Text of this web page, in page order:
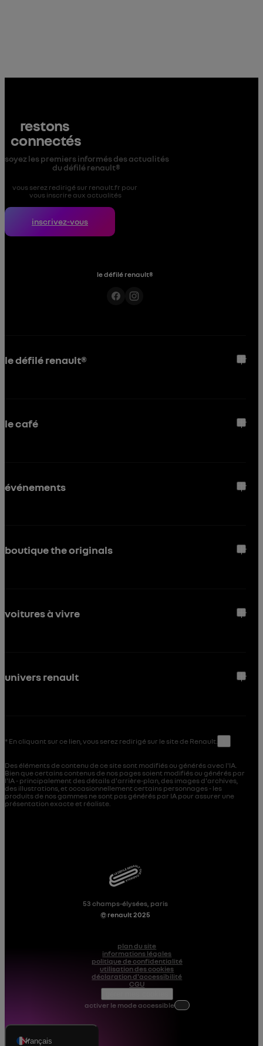
restons
connectés
soyez les premiers informés des actualités
du défilé renault®
vous serez redirigé sur renault.fr pour
vous inscrire aux actualités
inscrivez-vous
le défilé renault®
le défilé renault®
le café
événements
boutique the originals
voitures à vivre
univers renault
* En cliquant sur ce lien, vous serez redirigé sur le site de Renault.
Des éléments de contenu de ce site sont modifiés ou générés avec l'IA.
Bien que certains contenus de nos pages soient modifiés ou générés par
l'IA - principalement des détails d'arrière-plan, des images d'archives,
des illustrations, et occasionnellement certains personnages - les
produits de nos gammes ne sont pas générés par IA pour assurer une
présentation exacte et réaliste.
53 champs-élysées, paris
© renault 2025
plan du site
informations légales
politique de confidentialité
utilisation des cookies
déclaration d'accessibilité
CGU
activer le mode accessible
français